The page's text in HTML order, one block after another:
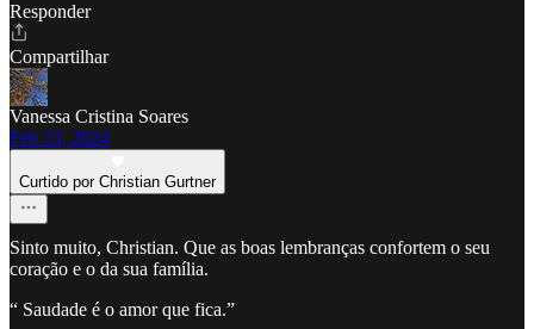
Responder
Compartilhar
Vanessa Cristina Soares
Feb 13, 2024
Curtido por Christian Gurtner
Sinto muito, Christian. Que as boas lembranças confortem o seu
coração e o da sua família.
“ Saudade é o amor que fica.”